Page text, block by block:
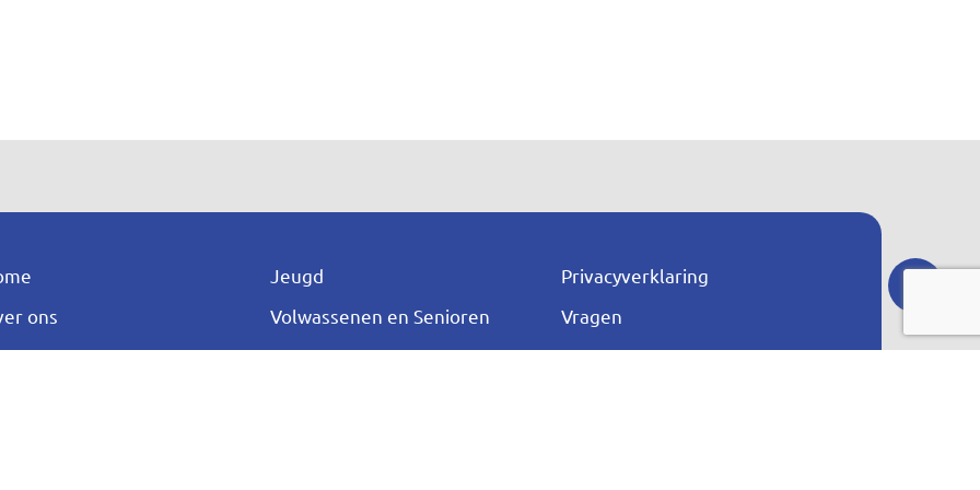
ons
Jeugd
Volwassenen en Senioren
JOGG
Privacyverklaring
Vragen
Proclaime